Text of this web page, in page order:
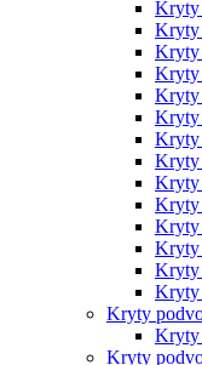
Kryty
Kryty
Kryty
Kryty
Kryty
Kryty
Kryty
Kryty
Kryty
Kryty
Kryty
Kryty
Kryty
Kryty
Kryty
Kryty
Kryty